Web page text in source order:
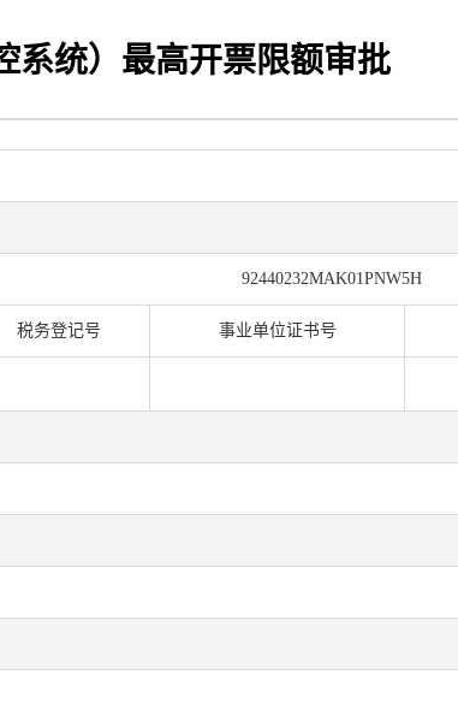
系统）最高开票限额审批
92440232MAK01PNW5H
税务登记号 事业单位证书号